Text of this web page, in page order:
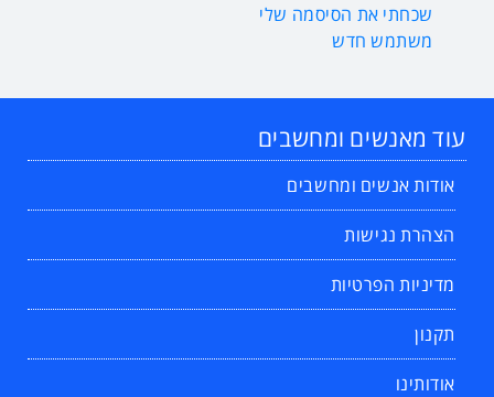
שכחתי את הסיסמה שלי
משתמש חדש
עוד מאנשים ומחשבים
אודות אנשים ומחשבים
הצהרת נגישות
מדיניות הפרטיות
תקנון
אודותינו